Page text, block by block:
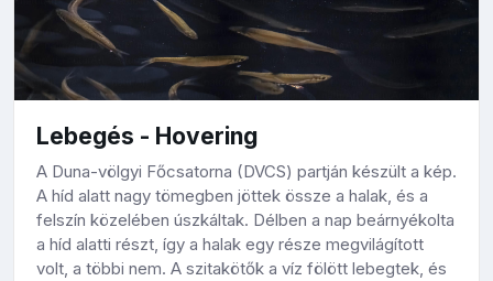
Lebegés - Hovering
A Duna-völgyi Főcsatorna (DVCS) partján készült a kép.
A híd alatt nagy tömegben jöttek össze a halak, és a
felszín közelében úszkáltak. Délben a nap beárnyékolta
a híd alatti részt, így a halak egy része megvilágított
volt, a többi nem. A szitakötők a víz fölött lebegtek, és